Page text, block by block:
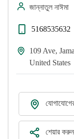
জান্নাতুল নাঈমা
5168535632
109 Ave,
United States
শেয়ার করুন